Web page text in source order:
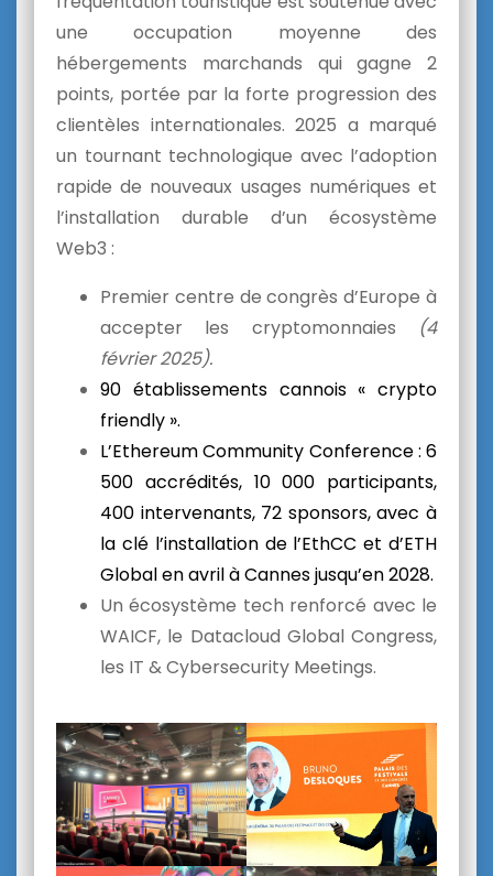
une occupation moyenne des
hébergements marchands qui gagne 2
points, portée par la forte progression des
clientèles internationales. 2025 a marqué
un tournant technologique avec l’adoption
rapide de nouveaux usages numériques et
l’installation durable d’un écosystème
Web3 :
Premier centre de congrès d’Europe à
accepter les cryptomonnaies (4
février 2025).
90 établissements cannois « crypto
friendly ».
L’Ethereum Community Conference : 6
500 accrédités, 10 000 participants,
400 intervenants, 72 sponsors, avec à
la clé l’installation de l’EthCC et d’ETH
Global en avril à Cannes jusqu’en 2028.
Un écosystème tech renforcé avec le
WAICF, le Datacloud Global Congress,
les IT & Cybersecurity Meetings.